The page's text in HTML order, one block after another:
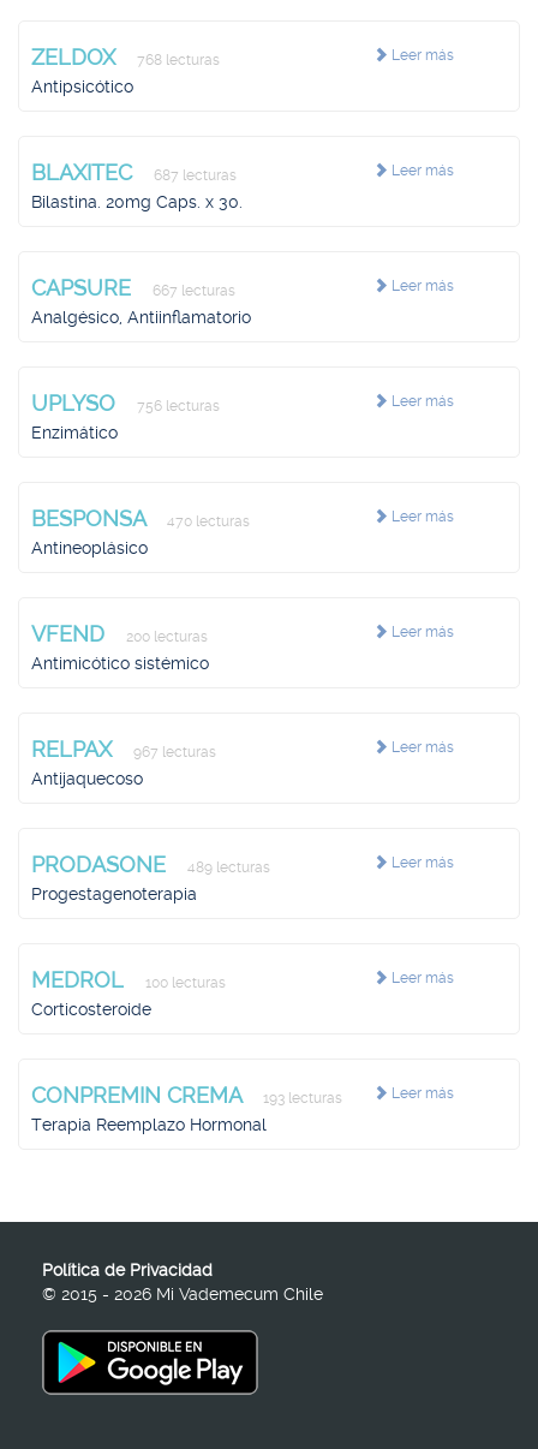
Leer más
ZELDOX 768 lecturas
Antipsicótico
Leer más
BLAXITEC 687 lecturas
Bilastina. 20mg Caps. x 30.
Leer más
CAPSURE 667 lecturas
Analgésico, Antiinflamatorio
Leer más
UPLYSO 756 lecturas
Enzimático
Leer más
BESPONSA 470 lecturas
Antineoplásico
Leer más
VFEND 200 lecturas
Antimicótico sistémico
Leer más
RELPAX 967 lecturas
Antijaquecoso
Leer más
PRODASONE 489 lecturas
Progestagenoterapia
Leer más
MEDROL 100 lecturas
Corticosteroide
Leer más
CONPREMIN CREMA 193 lecturas
Terapia Reemplazo Hormonal
Política de Privacidad
© 2015 - 2026 Mi Vademecum Chile